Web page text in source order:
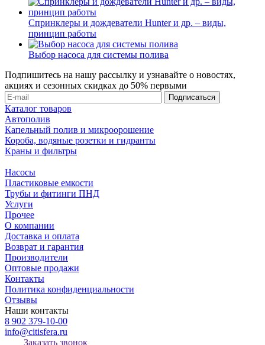
Спринклеры и дождеватели Hunter и др. – виды,
принцип работы
Выбор насоса для системы полива
Подпишитесь на нашу рассылку и узнавайте о новостях,
акциях и сезонных скидках до 50% первыми
Каталог товаров
Автополив
Капельный полив и микроорошение
Короба, водяные розетки и гидранты
Краны и фильтры
Насосы
Пластиковые емкости
Трубы и фитинги ПНД
Услуги
Прочее
О компании
Доставка и оплата
Возврат и гарантия
Производители
Оптовые продажи
Контакты
Политика конфиденциальности
Отзывы
Наши контакты
8 902 379-10-00
info@citisfera.ru
Заказать звонок